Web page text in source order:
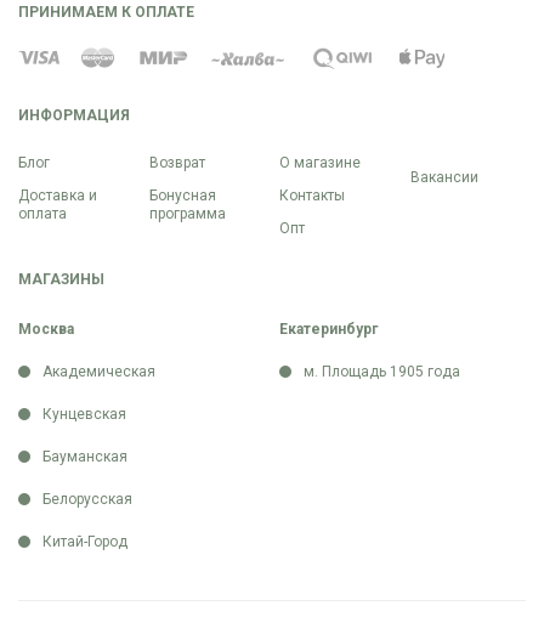
ИНФОРМАЦИЯ
Блог
Доставка и
оплата
Возврат
Бонусная
программа
О магазине
Контакты
Опт
Вакансии
МАГАЗИНЫ
Москва
Академическая
Кунцевская
Бауманская
Белорусская
Китай-Город
Екатеринбург
м. Площадь 1905 года
ПРИНИМАЕМ К ОПЛАТЕ